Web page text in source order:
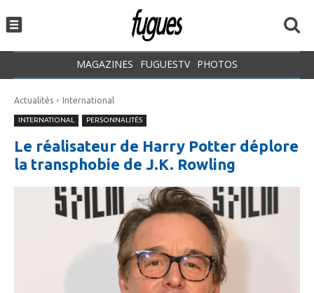
MAGAZINES FUGUESTV PHOTOS
Actualités International
INTERNATIONAL PERSONNALITÉS
Le réalisateur de Harry Potter déplore
la transphobie de J.K. Rowling